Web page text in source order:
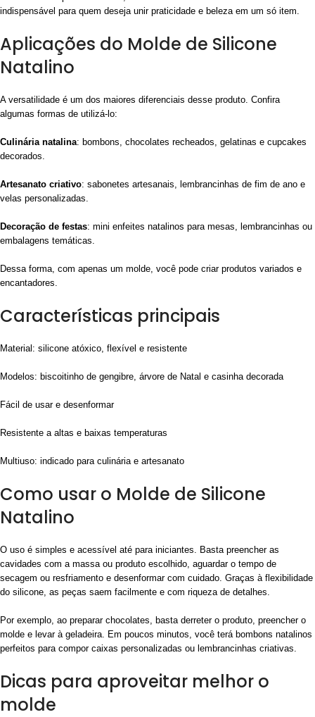
indispensável para quem deseja unir praticidade e beleza em um só item.
Aplicações do Molde de Silicone
Natalino
A versatilidade é um dos maiores diferenciais desse produto. Confira
algumas formas de utilizá-lo:
Culinária natalina: bombons, chocolates recheados, gelatinas e cupcakes
decorados.
Artesanato criativo: sabonetes artesanais, lembrancinhas de fim de ano e
velas personalizadas.
Decoração de festas: mini enfeites natalinos para mesas, lembrancinhas ou
embalagens temáticas.
Dessa forma, com apenas um molde, você pode criar produtos variados e
encantadores.
Características principais
Material: silicone atóxico, flexível e resistente
Modelos: biscoitinho de gengibre, árvore de Natal e casinha decorada
Fácil de usar e desenformar
Resistente a altas e baixas temperaturas
Multiuso: indicado para culinária e artesanato
Como usar o Molde de Silicone
Natalino
O uso é simples e acessível até para iniciantes. Basta preencher as
cavidades com a massa ou produto escolhido, aguardar o tempo de
secagem ou resfriamento e desenformar com cuidado. Graças à flexibilidade
do silicone, as peças saem facilmente e com riqueza de detalhes.
Por exemplo, ao preparar chocolates, basta derreter o produto, preencher o
molde e levar à geladeira. Em poucos minutos, você terá bombons natalinos
perfeitos para compor caixas personalizadas ou lembrancinhas criativas.
Dicas para aproveitar melhor o
molde